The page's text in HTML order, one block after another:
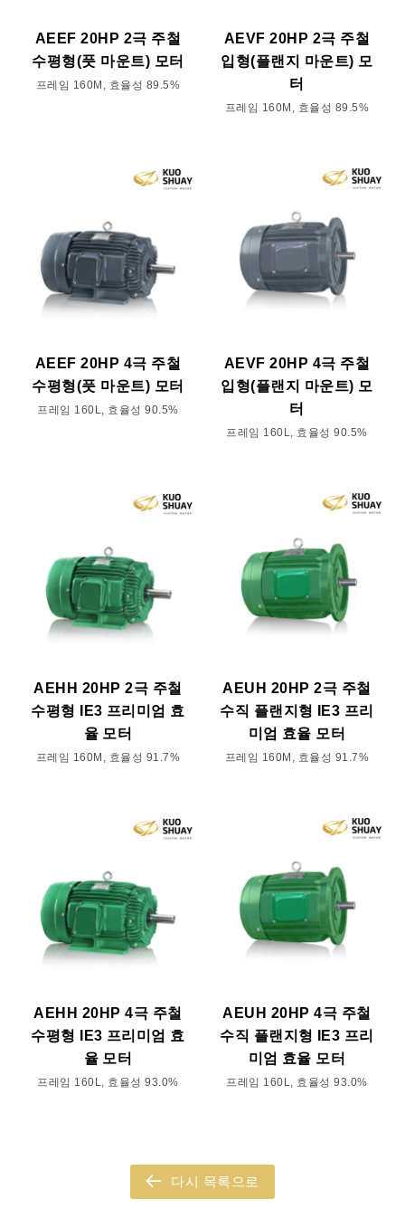
AEEF 20HP 2극 주철
수평형(풋 마운트) 모터
프레임 160M, 효율성 89.5%
AEVF 20HP 2극 주철
입형(플랜지 마운트) 모
터
프레임 160M, 효율성 89.5%
AEEF 20HP 4극 주철
수평형(풋 마운트) 모터
프레임 160L, 효율성 90.5%
AEVF 20HP 4극 주철
입형(플랜지 마운트) 모
터
프레임 160L, 효율성 90.5%
AEHH 20HP 2극 주철
수평형 IE3 프리미엄 효
율 모터
프레임 160M, 효율성 91.7%
AEUH 20HP 2극 주철
수직 플랜지형 IE3 프리
미엄 효율 모터
프레임 160M, 효율성 91.7%
AEHH 20HP 4극 주철
수평형 IE3 프리미엄 효
율 모터
프레임 160L, 효율성 93.0%
AEUH 20HP 4극 주철
수직 플랜지형 IE3 프리
미엄 효율 모터
프레임 160L, 효율성 93.0%
다시 목록으로